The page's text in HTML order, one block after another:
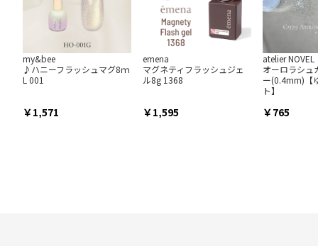
my&bee
♪ハニーフラッシュマグ8ｍ
L 001
1,571
emena
マグネティフラッシュジェ
ル8g 1368
1,595
atelier NOVEL
オーロラシュ
ー(0.4mm)【
ト】
765